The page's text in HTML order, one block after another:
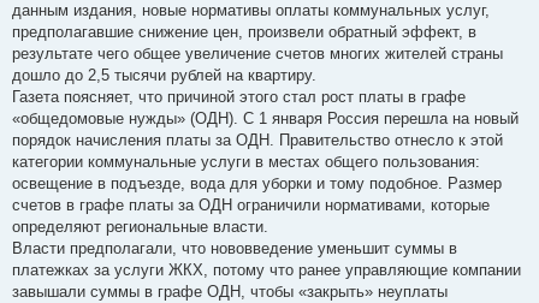
данным издания, новые нормативы оплаты коммунальных услуг,
предполагавшие снижение цен, произвели обратный эффект, в
результате чего общее увеличение счетов многих жителей страны
дошло до 2,5 тысячи рублей на квартиру.
Газета поясняет, что причиной этого стал рост платы в графе
«общедомовые нужды» (ОДН). С 1 января Россия перешла на новый
порядок начисления платы за ОДН. Правительство отнесло к этой
категории коммунальные услуги в местах общего пользования:
освещение в подъезде, вода для уборки и тому подобное. Размер
счетов в графе платы за ОДН ограничили нормативами, которые
определяют региональные власти.
Власти предполагали, что нововведение уменьшит суммы в
платежках за услуги ЖКХ, потому что ранее управляющие компании
завышали суммы в графе ОДН, чтобы «закрыть» неуплаты